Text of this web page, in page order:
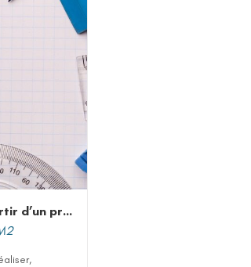
Tracer une figure à partir d’un programme de construction